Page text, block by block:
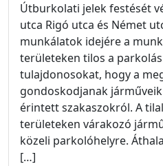
Útburkolati jelek festését
utca Rigó utca és Német
munkálatok idejére a
területeken tilos a
tulajdonosokat, hogy a
gondoskodjanak
érintett szakaszokról. A
területeken várakozó
közeli parkolóhelyre.
[…]